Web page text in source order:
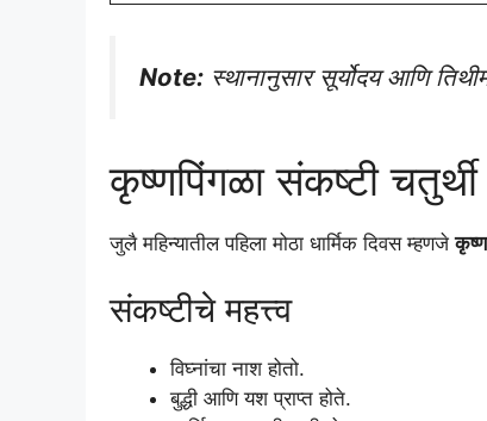
Note: स्थानानुसार सूर्योदय आणि
कृष्णपिंगळा संकष्टी
जुलै महिन्यातील पहिला मोठा धार्मिक दिवस म्हणजे
संकष्टीचे महत्त्व
विघ्नांचा नाश होतो.
बुद्धी आणि यश प्राप्त होते.